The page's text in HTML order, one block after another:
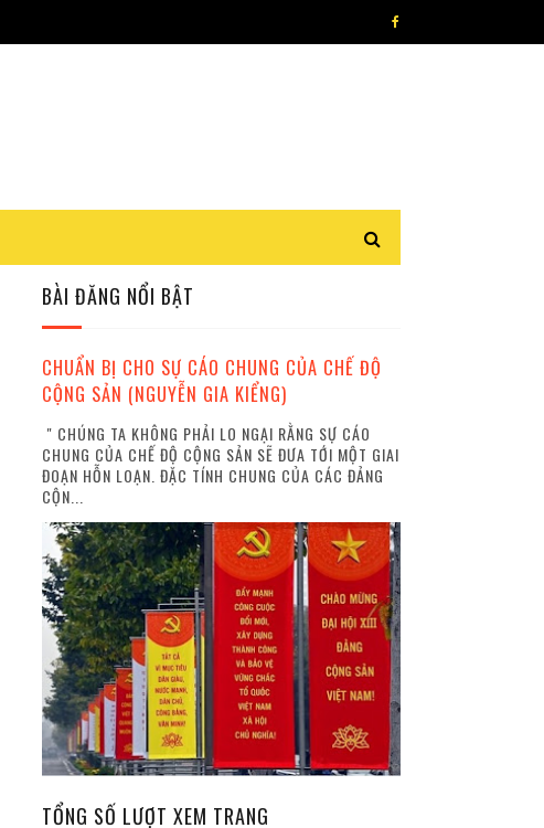
BÀI ĐĂNG NỔI BẬT
CHUẨN BỊ CHO SỰ CÁO CHUNG CỦA CHẾ ĐỘ
CỘNG SẢN (NGUYỄN GIA KIỂNG)
" CHÚNG TA KHÔNG PHẢI LO NGẠI RẰNG SỰ CÁO
CHUNG CỦA CHẾ ĐỘ CỘNG SẢN SẼ ĐƯA TỚI MỘT GIAI
ĐOẠN HỖN LOẠN. ĐẶC TÍNH CHUNG CỦA CÁC ĐẢNG
CỘN...
TỔNG SỐ LƯỢT XEM TRANG